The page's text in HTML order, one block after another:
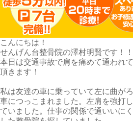
こんにちは！
せんげん台整骨院の澤村明賢です！！
本日は交通事故で肩を痛めて通われ
頂きます！
私は友達の車に乗っていて左に曲が
車につっこまれました。左肩を強打
ていました。仕事の関係で通いいに